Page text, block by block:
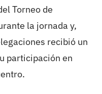
Torneo de
la jornada y,
recibió un
participación en